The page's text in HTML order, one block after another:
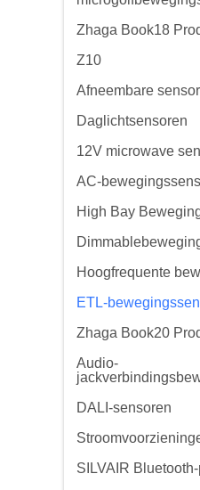
Zhaga Book18
Z10
Afneembare
Daglichtsensoren
12V microwave
AC-
High Bay
Hoogfrequente
ETL-
Zhaga Book20
Audio-
DALI-sensoren
SILVAIR